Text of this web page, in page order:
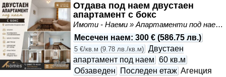
Отдава под наем двустаен
апартамент с бокс
Имоти - Наеми » Апартаменти под наем
Месечен наем: 300 € (586.75 лв.)
5 €/кв.м (9.78 лв./кв.м) Двустаен
апартамент под наем 60 кв.м
Обзаведен
Последен етаж Агенция